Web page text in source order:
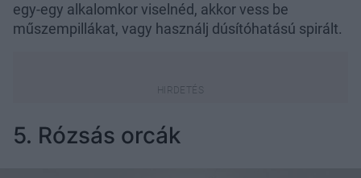
egy-egy alkalomkor viselnéd, akkor vess be
műszempillákat, vagy használj dúsítóhatású spirált.
5. Rózsás orcák